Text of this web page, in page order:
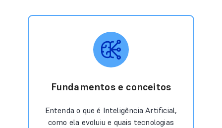
Fundamentos e conceitos
Entenda o que é Inteligência Artificial,
como ela evoluiu e quais tecnologias